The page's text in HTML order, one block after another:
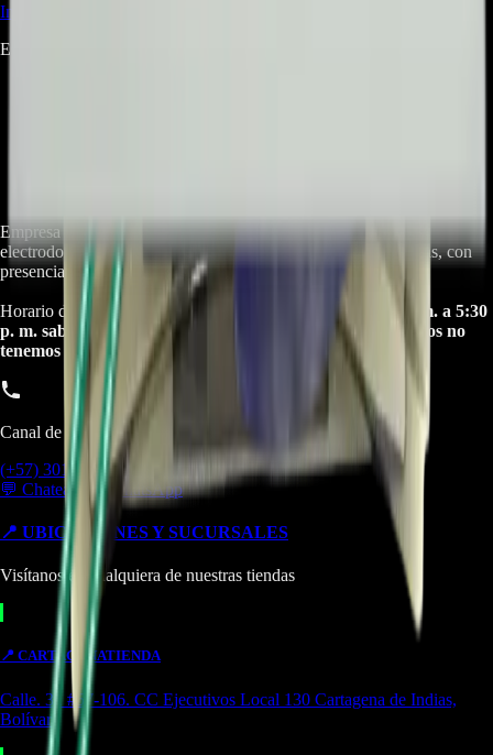
Iniciá sesión
Este producto aún no tiene reseñas. Sé el primero en opinar.
Empresa especializada en electrodomésticos, repuestos de
electrodomésticos, motos electricas y repuestos para las mismas, con
presencia en toda Colombia.
Horario de atención Call Center:
lunes a viernes de 8:30 a. m. a 5:30
p. m. sabados de 9:00 a. m. a 1:00 p. m. Domingos y festivos no
tenemos atencion online.
Canal de Ventas!!
(+57) 301 5739461
💬 Chatear por WhatsApp
📍 UBICACIONES Y SUCURSALES
Visítanos en cualquiera de nuestras tiendas
📍 CARTAGENATIENDA
Calle. 31 #57-106. CC Ejecutivos Local 130 Cartagena de Indias,
Bolívar